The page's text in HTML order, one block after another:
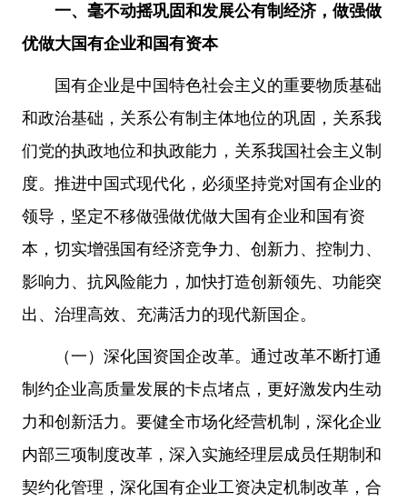
一、毫不动摇巩固和发展公有制经济，做强做
优做大国有企业和国有资本
国有企业是中国特色社会主义的重要物质基础
和政治基础，关系公有制主体地位的巩固，关系我
们党的执政地位和执政能力，关系我国社会主义制
度。推进中国式现代化，必须坚持党对国有企业的
领导，坚定不移做强做优做大国有企业和国有资
本，切实增强国有经济竞争力、创新力、控制力、
影响力、抗风险能力，加快打造创新领先、功能突
出、治理高效、充满活力的现代新国企。
（一）深化国资国企改革。通过改革不断打通
制约企业高质量发展的卡点堵点，更好激发内生动
力和创新活力。要健全市场化经营机制，深化企业
内部三项制度改革，深入实施经理层成员任期制和
契约化管理，深化国有企业工资决定机制改革，合